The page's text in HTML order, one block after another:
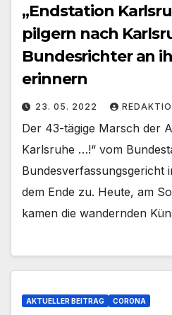
„Endstation
pilgern nach
Bundesrichter an
erinnern
23. 05. 2022
Der 43-tägige Marsch der
Karlsruhe …!“ vom
Bundesverfassungsgericht
dem Ende zu. Heute, am
kamen die wandernden
AKTUELLER BEITRAG CORONA